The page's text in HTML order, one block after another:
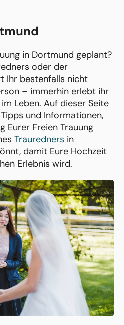
in Dortmund geplant?
oder der
Ihr bestenfalls nicht
– immerhin erlebt ihr
Leben. Auf dieser Seite
und Informationen,
Eurer Freien Trauung
Trauredners in
damit Eure Hochzeit
Erlebnis wird.